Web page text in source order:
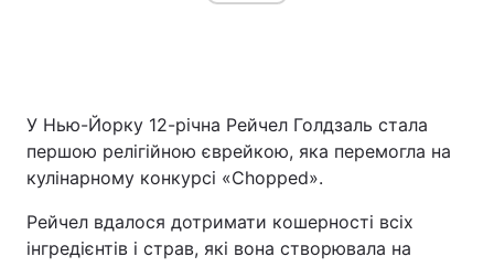
Головна Війна
У Нью-Йорку 12-річна Рейчел Голдзаль стала
першою релігійною єврейкою, яка перемогла на
кулінарному конкурсі «Chopped».
Рейчел вдалося дотримати кошерності всіх
інгредієнтів і страв, які вона створювала на